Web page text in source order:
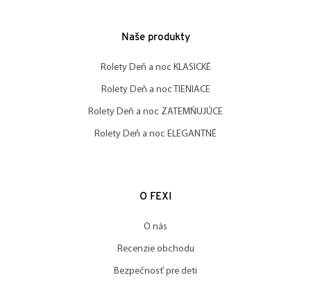
Naše produkty
Rolety Deň a noc KLASICKÉ
Rolety Deň a noc TIENIACE
Rolety Deň a noc ZATEMŇUJÚCE
Rolety Deň a noc ELEGANTNÉ
O FEXI
O nás
Recenzie obchodu
Bezpečnosť pre deti